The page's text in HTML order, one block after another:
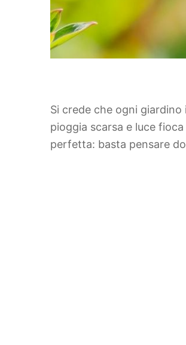
Si crede che ogni
pioggia scarsa e luce
perfetta: basta pensare